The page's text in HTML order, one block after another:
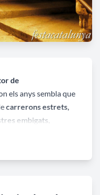
de
els anys sembla que
carrerons estrets,
embigats,